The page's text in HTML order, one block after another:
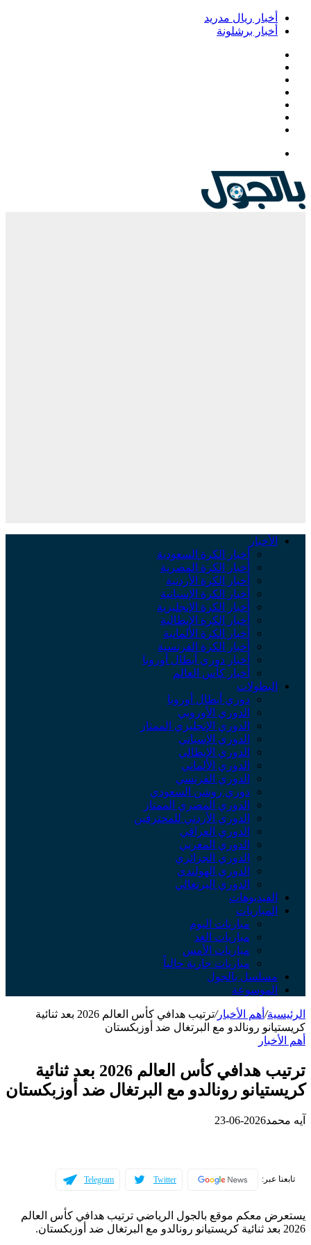
أخبار ريال مدريد
أخبار برشلونة
الأخبار
أخبار الكرة السعودية
أخبار الكرة المصرية
أخبار الكرة الأردنية
أخبار الكرة الإسبانية
أخبار الكرة الإنجليزية
أخبار الكرة الإيطالية
أخبار الكرة الألمانية
أخبار الكرة الفرنسية
أخبار دوري أبطال أوروبا
أخبار كأس العالم
البطولات
دوري أبطال أوروبا
الدوري الأوروبي
الدوري الإنجليزي الممتاز
الدوري الإسباني
الدوري الإيطالي
الدوري الألماني
الدوري الفرنسي
دوري روشن السعودي
الدوري المصري الممتاز
الدوري الأردني للمحترفين
الدوري العراقي
الدوري المغربي
الدوري الجزائري
الدوري الهولندي
الدوري البرتغالي
الفيديوهات
المباريات
مباريات اليوم
مباريات الغد
مباريات الأمس
مباريات جارية حالياً
مسلسل بالجول
الموسوعة
الرئيسية/ أهم الأخبار/
ترتيب هدافي كأس العالم 2026 بعد ثنائية
كريستيانو رونالدو مع البرتغال ضد أوزبكستان
أهم الأخبار
ترتيب هدافي كأس العالم 2026 بعد ثنائية
كريستيانو رونالدو مع البرتغال ضد أوزبكستان
آيه محمد2026-06-23
تابعنا عبر: Twitter
Telegram
يستعرض معكم موقع بالجول الرياضي ترتيب هدافي كأس العالم
2026 بعد ثنائية كريستيانو رونالدو مع البرتغال ضد أوزبكستان.